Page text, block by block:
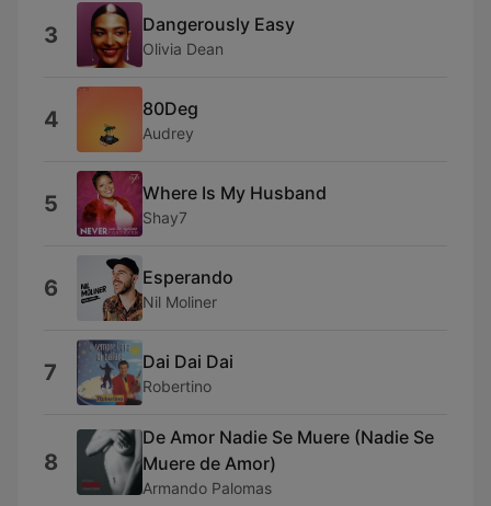
3 Dangerously Easy
Olivia Dean
4 80Deg
Audrey
5 Where Is My Husband
Shay7
6 Esperando
Nil Moliner
7 Dai Dai Dai
Robertino
8
De Amor Nadie Se Muere (Nadie Se
Muere de Amor)
Armando Palomas